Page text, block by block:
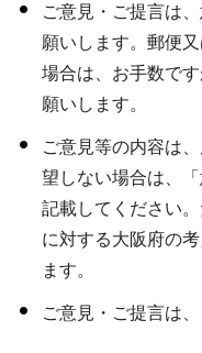
ご意見・ご提言は
願いします。郵便
場合は、お手数で
願いします。
ご意見等の内容は
望しない場合は、
記載してください
に対する大阪府の
ます。
ご意見・ご提言は